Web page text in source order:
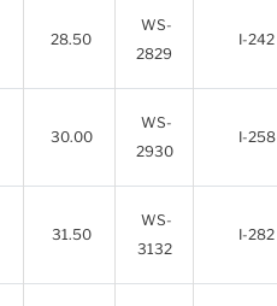
28.50
WS-
2829
I-242
30.00
WS-
2930
I-258
31.50
WS-
3132
I-282